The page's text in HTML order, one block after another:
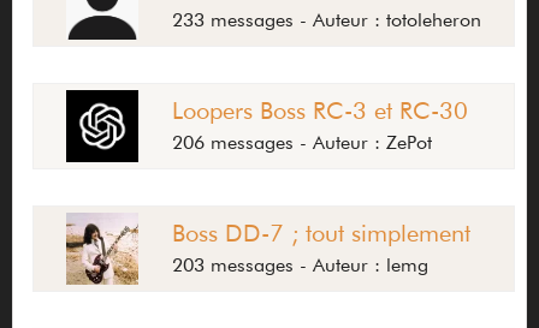
233 messages - Auteur : totoleheron
Loopers Boss RC-3 et RC-30
206 messages - Auteur : ZePot
Boss DD-7 ; tout simplement
203 messages - Auteur : lemg